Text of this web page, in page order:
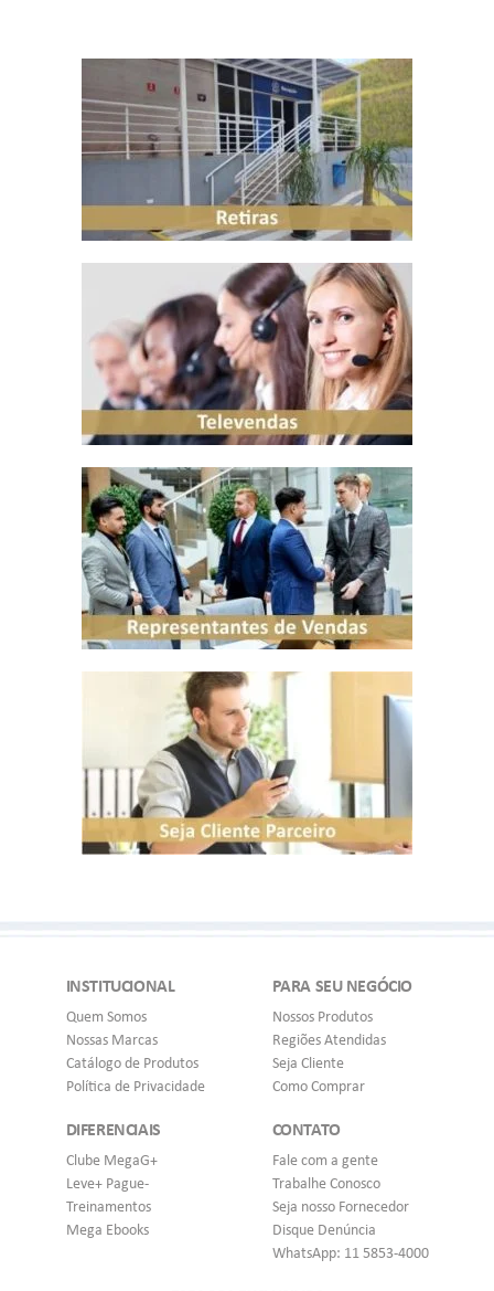
INSTITUCIONAL
Quem Somos
Nossas Marcas
Catálogo de Produtos
Política de Privacidade
PARA SEU NEGÓCIO
Nossos Produtos
Regiões Atendidas
Seja Cliente
Como Comprar
DIFERENCIAIS
Clube MegaG+
Leve+ Pague-
Treinamentos
Mega Ebooks
CONTATO
Fale com a gente
Trabalhe Conosco
Seja nosso Fornecedor
Disque Denúncia
WhatsApp: 11 5853-4000